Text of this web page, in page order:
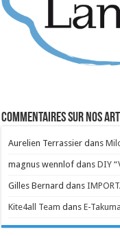
Commentaires sur nos
Aurelien Terrassier dans
magnus wennlof dansDIY
Gilles Bernard dans
Kite4all Team dansE-